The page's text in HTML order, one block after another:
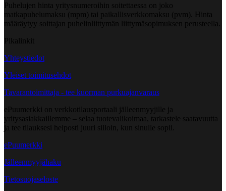
Puhelujen hinta yritysnumeroihin soitettaessa on joko
matkapuhelumaksu (mpm) tai paikallisverkkomaksu (pvm). Hinta
määräytyy soittajan puhelinliittymän liittymäsopimuksen perusteella.
Pikalinkit
Yhteystiedot
Yleiset toimitusehdot
Tavarantoimittaja - tee kuorman purkuajanvaraus
ePuumerkki on verkkotilausportaali jälleenmyyjille ja
yritysasiakkaillemme – selaa tuotevalikoimaa, tarkastele saatavuutta
ja tee tilauksesi helposti juuri silloin, kun sinulle sopii.
ePuumerkki
Jälleenmyyjähaku
Tietosuojaseloste